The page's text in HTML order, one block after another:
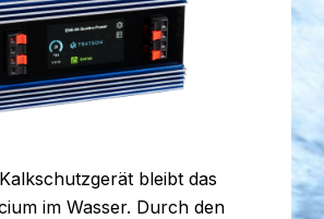
bleibt das
im Wasser. Durch den